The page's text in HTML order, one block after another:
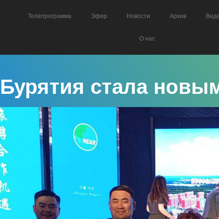
Телепрограмма Эфир Новости Архив
О нас
Бурятия стала